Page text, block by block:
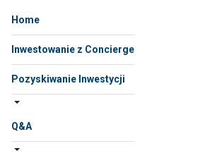
Home
Inwestowanie z Concierge
Pozyskiwanie Inwestycji
Q&A